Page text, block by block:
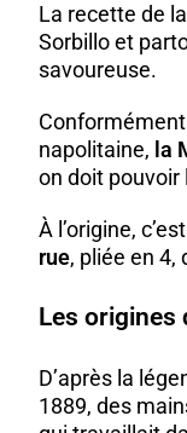
La recette de
Sorbillo et
savoureuse.
napolitaine, la
on doit pouvoir
À l’origine, c’est
rue, pliée en 4,
Les origines
D’après la
1889, des